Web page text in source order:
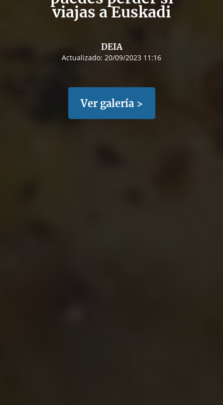
viajas a Euskadi
DEIA
Actualizado: 20/09/2023 11:16
Ver galería >